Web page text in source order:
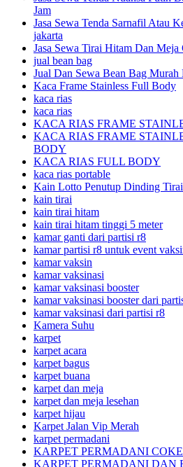
Jam
Jasa Sewa Tenda Sarnafil Atau
jakarta
Jasa Sewa Tirai Hitam Dan
jual bean bag
Jual Dan Sewa Bean Bag
Kaca Frame Stainless Full Body
kaca rias
kaca rias
KACA RIAS FRAME
KACA RIAS FRAME
BODY
KACA RIAS FULL BODY
kaca rias portable
Kain Lotto Penutup Dinding
kain tirai
kain tirai hitam
kain tirai hitam tinggi 5 meter
kamar ganti dari partisi r8
kamar partisi r8 untuk event
kamar vaksin
kamar vaksinasi
kamar vaksinasi booster
kamar vaksinasi booster dari
kamar vaksinasi dari partisi r8
Kamera Suhu
karpet
karpet acara
karpet bagus
karpet buana
karpet dan meja
karpet dan meja lesehan
karpet hijau
Karpet Jalan Vip Merah
karpet permadani
KARPET PERMADANI
KARPET PERMADANI DAN